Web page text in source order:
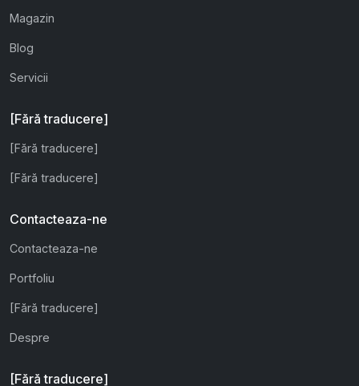
Magazin
Blog
Servicii
[Fără traducere]
[Fără traducere]
[Fără traducere]
Contacteaza-ne
Contacteaza-ne
Portfoliu
[Fără traducere]
Despre
[Fără traducere]